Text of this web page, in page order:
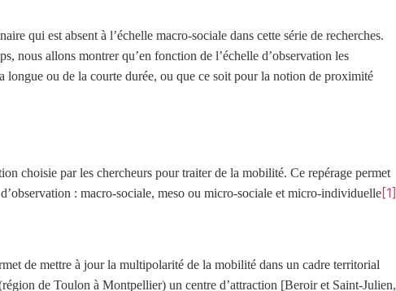
qui est absent à l’échelle macro-sociale dans cette série de recherches.
nous allons montrer qu’en fonction de l’échelle d’observation les
longue ou de la courte durée, ou que ce soit pour la notion de proximité
choisie par les chercheurs pour traiter de la mobilité. Ce repérage permet
: macro-sociale, meso ou micro-sociale et micro-individuelle[1]
de mettre à jour la multipolarité de la mobilité dans un cadre territorial
de Toulon à Montpellier) un centre d’attraction [Beroir et Saint-Julien,